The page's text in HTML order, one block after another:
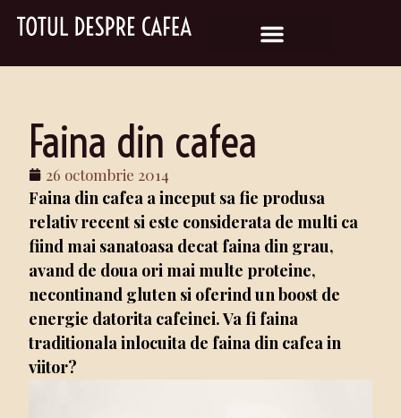
Faina din cafea
26 octombrie 2014
Faina din cafea a inceput sa fie produsa
relativ recent si este considerata de multi ca
fiind mai sanatoasa decat faina din grau,
avand de doua ori mai multe proteine,
necontinand gluten si oferind un boost de
energie datorita cafeinei. Va fi faina
traditionala inlocuita de faina din cafea in
viitor?